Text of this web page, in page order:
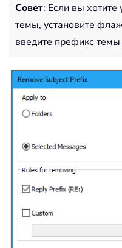
Совет: Если вы хотите
темы, установите
введите префикс